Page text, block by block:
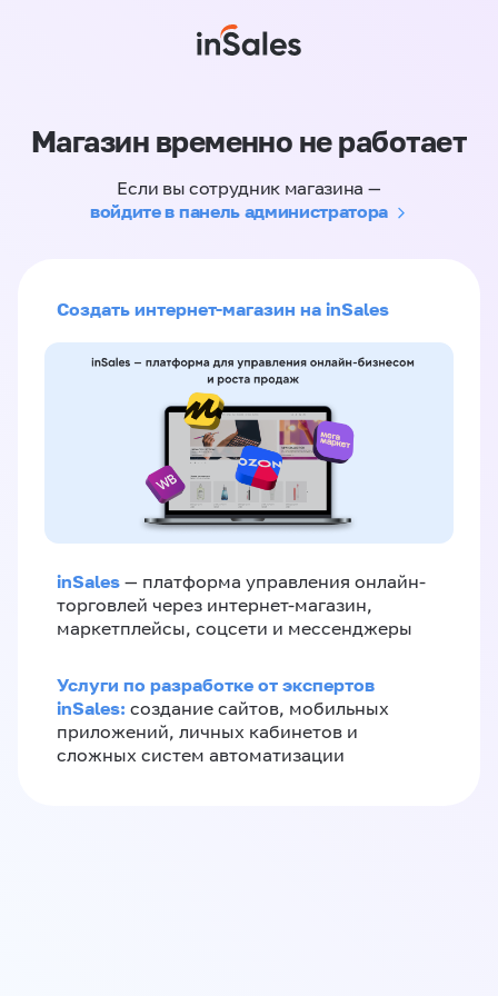
Магазин временно не работает
Если вы сотрудник магазина —
войдите в панель администратора
Создать интернет-магазин на inSales
inSales — платформа управления онлайн-
торговлей через интернет-магазин,
маркетплейсы, соцсети и мессенджеры
Услуги по разработке от экспертов
inSales: создание сайтов, мобильных
приложений, личных кабинетов и
сложных систем автоматизации